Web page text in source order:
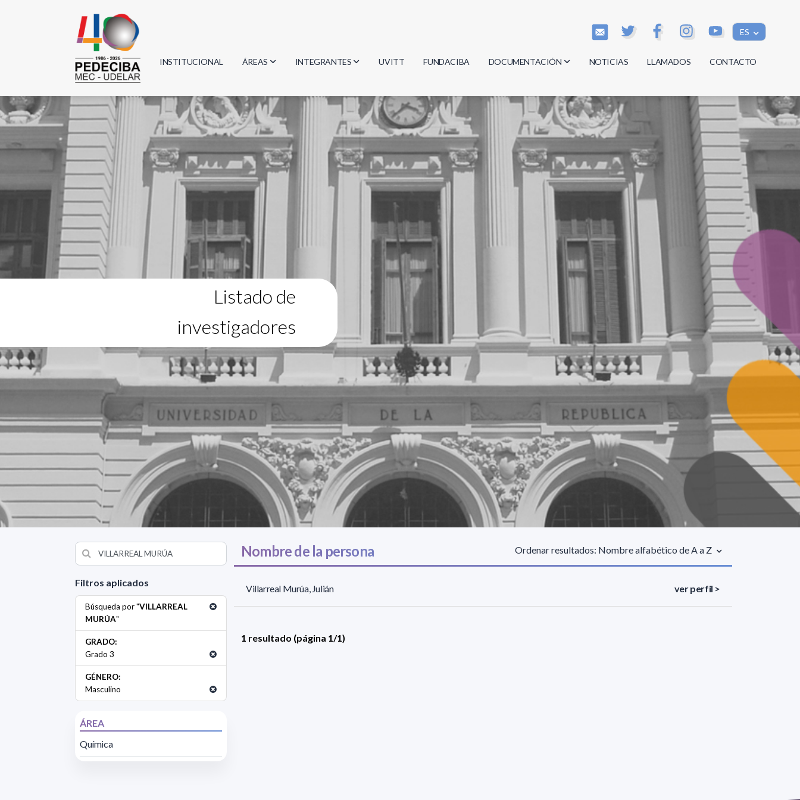
ES
INSTITUCIONAL ÁREAS
Biología
Física
Geociencias
Informática
Matemática
INTEGRANTES
Investigadores
Estudiantes
Egresados
UVITT FUNDACIBA DOCUMENTACIÓN
Actas
Reglamentos
Documentos
NOTICIAS LLAMADOS CONTACTO
Listado de
investigadores
Filtros aplicados
Búsqueda por "VILLARREAL
MURÚA"
GRADO:
Grado 3
GÉNERO:
Masculino
ÁREA
Química
Nombre de la persona Ordenar resultados: Nombre alfabético de A a Z
Villarreal Murúa, Julián ver perfil >
1 resultado (página 1/1)